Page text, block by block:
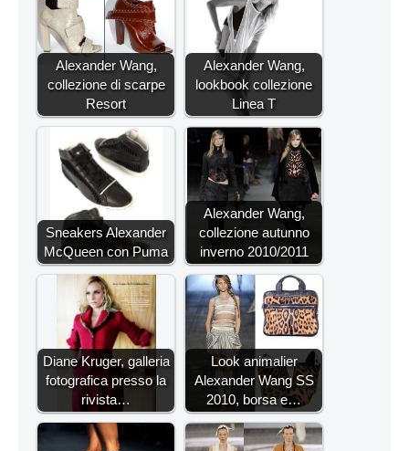
Alexander Wang,
collezione di scarpe
Resort
Alexander Wang,
lookbook collezione
Linea T
Sneakers Alexander
McQueen con Puma
Alexander Wang,
collezione autunno
inverno 2010/2011
Diane Kruger, galleria
fotografica presso la
rivista…
Look animalier
Alexander Wang SS
2010, borsa e…